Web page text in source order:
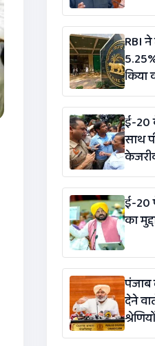
RBI ने
किया
ई-20
साथ
ई-20
का
देने